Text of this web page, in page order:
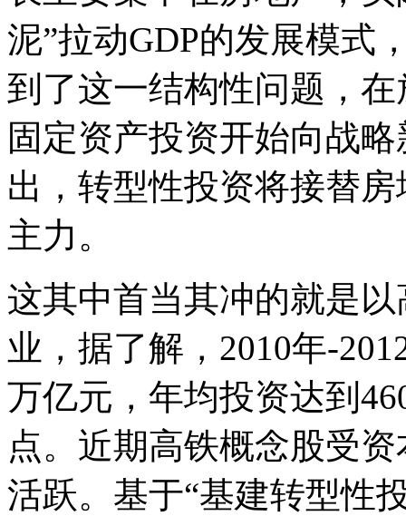
泥”拉动GDP的发展模式
到了这一结构性问题，
固定资产投资开始向战
出，转型性投资将接替
主力。
这其中首当其冲的就是
业，据了解，2010年-
万亿元，年均投资达到
点。近期高铁概念股受
活跃。基于“基建转型性